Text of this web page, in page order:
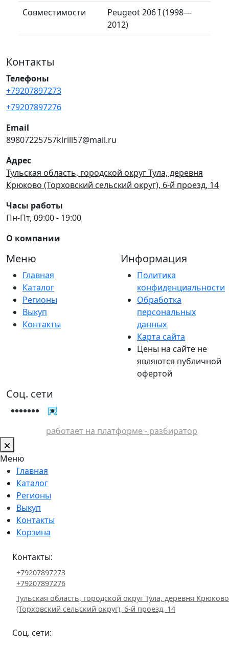
Совместимости
Peugeot 206 I (1998—
2012)
Контакты
Телефоны
+79207897273
+79207897276
Email
89807225757kirill57@mail.ru
Адрес
Тульская область, городской округ Тула, деревня
Крюково (Торховский сельский округ), 6-й проезд, 14
Часы работы
Пн-Пт, 09:00 - 19:00
О компании
Меню
Главная
Каталог
Регионы
Выкуп
Контакты
Информация
Политика
конфиденциальности
Обработка
персональных
данных
Карта сайта
Цены на сайте не
являются публичной
офертой
Соц. сети
работает на платформе - разбиратор
Меню
Главная
Каталог
Регионы
Выкуп
Контакты
Корзина
Контакты:
+79207897273
+79207897276
Тульская область, городской округ Тула, деревня Крюково
(Торховский сельский округ), 6-й проезд, 14
Соц. сети: